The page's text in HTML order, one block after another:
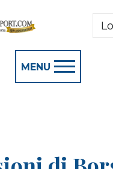
MENU